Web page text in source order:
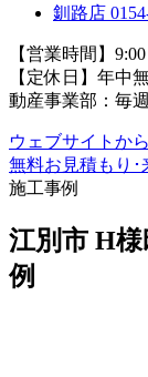
釧路店
【営業時間】
【定休日】年中
動産事業部：毎
ウェブサイトか
無料お見積もり･
施工事例
江別市 H
例